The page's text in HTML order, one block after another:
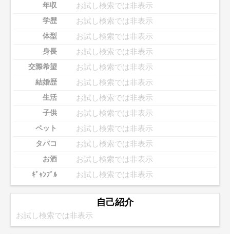
年収 お試し検索では非表示
学歴 お試し検索では非表示
体型 お試し検索では非表示
身長 お試し検索では非表示
交際希望 お試し検索では非表示
結婚歴 お試し検索では非表示
生活 お試し検索では非表示
子供 お試し検索では非表示
ペット お試し検索では非表示
タバコ お試し検索では非表示
お酒 お試し検索では非表示
ｷﾞｬﾝﾌﾞﾙ お試し検索では非表示
自己紹介
お試し検索では非表示